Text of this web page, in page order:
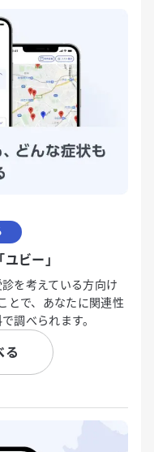
ビー」
を考えている方向け
とで、あなたに関連性
調べられます。
る